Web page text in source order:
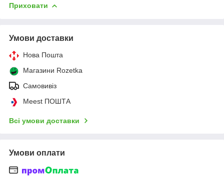
Приховати
Умови доставки
Нова Пошта
Магазини Rozetka
Самовивіз
Meest ПОШТА
Всі умови доставки
Умови оплати